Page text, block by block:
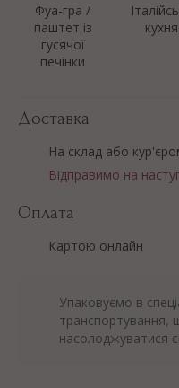
Фуа-гра /
паштет із
гусячої
печінки
кухня
Доставка
На склад або
Відправимо на
Оплата
Картою онлайн
Упаковуємо в
транспортування,
насолоджуватися